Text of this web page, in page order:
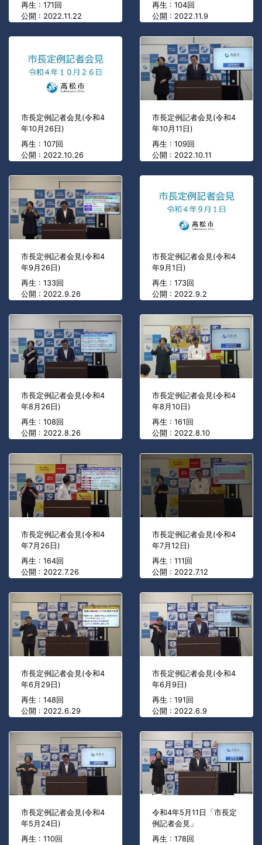
再生 : 171回
公開 : 2022.11.22
再生 : 104回
公開 : 2022.11.9
市長定例記者会見(令和4
年10月26日)
再生 : 107回
公開 : 2022.10.26
市長定例記者会見(令和4
年10月11日)
再生 : 109回
公開 : 2022.10.11
市長定例記者会見(令和4
年9月26日)
再生 : 133回
公開 : 2022.9.26
市長定例記者会見(令和4
年9月1日)
再生 : 173回
公開 : 2022.9.2
市長定例記者会見(令和4
年8月26日)
再生 : 108回
公開 : 2022.8.26
市長定例記者会見(令和4
年8月10日)
再生 : 161回
公開 : 2022.8.10
市長定例記者会見(令和4
年7月26日)
再生 : 164回
公開 : 2022.7.26
市長定例記者会見(令和4
年7月12日)
再生 : 111回
公開 : 2022.7.12
市長定例記者会見(令和4
年6月29日)
再生 : 148回
公開 : 2022.6.29
市長定例記者会見(令和4
年6月9日)
再生 : 191回
公開 : 2022.6.9
市長定例記者会見(令和4
年5月24日)
再生 : 110回
令和4年5月11日「市長定
例記者会見」
再生 : 178回